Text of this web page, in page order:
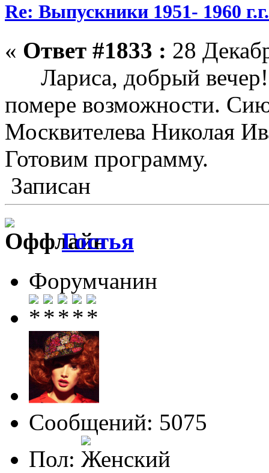
Re: Выпускники 1951- 1960
« Ответ #1833 : 28
Лариса, добрый
помере возможности.
Москвителева Николая
Готовим программу.
Записан
Гостья
Форумчанин
Сообщений: 5075
Пол: